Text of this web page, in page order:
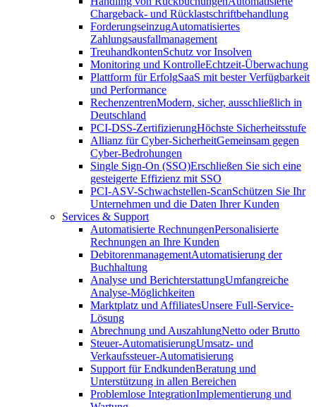
Chargeback- und Rücklastschriftbehandlung
ForderungseinzugAutomatisiertes
Zahlungsausfallmanagement
TreuhandkontenSchutz vor Insolven
Monitoring und KontrolleEchtzeit-Überwachung
Plattform für ErfolgSaaS mit bester Verfügbarkeit
und Performance
RechenzentrenModern, sicher, ausschließlich in
Deutschland
PCI-DSS-ZertifizierungHöchste Sicherheitsstufe
Allianz für Cyber-SicherheitGemeinsam gegen
Cyber-Bedrohungen
Single Sign-On (SSO)Erschließen Sie sich eine
gesteigerte Effizienz mit SSO
PCI-ASV-Schwachstellen-ScanSchützen Sie Ihr
Unternehmen und die Daten Ihrer Kunden
Services & Support
Automatisierte RechnungenPersonalisierte
Rechnungen an Ihre Kunden
DebitorenmanagementAutomatisierung der
Buchhaltung
Analyse und BerichterstattungUmfangreiche
Analyse-Möglichkeiten
Marktplatz und AffiliatesUnsere Full-Service-
Lösung
Abrechnung und AuszahlungNetto oder Brutto
Steuer-AutomatisierungUmsatz- und
Verkaufssteuer-Automatisierung
Support für EndkundenBeratung und
Unterstützung in allen Bereichen
Problemlose IntegrationImplementierung und